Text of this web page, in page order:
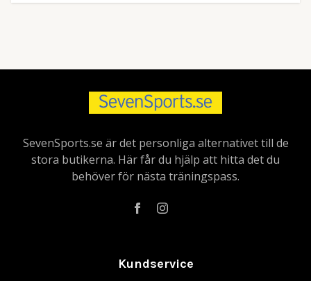
SevenSports.se är det personliga alternativet till de
stora butikerna. Här får du hjälp att hitta det du
behöver för nästa träningspass.
Kundservice